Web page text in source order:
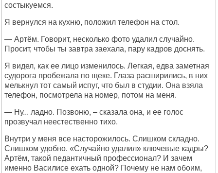
состыкуемся.
Я вернулся на кухню, положил телефон на стол.
— Артём. Говорит, несколько фото удалил случайно.
Просит, чтобы ты завтра заехала, пару кадров доснять.
Я видел, как ее лицо изменилось. Легкая, едва заметная
судорога пробежала по щеке. Глаза расширились, в них
мелькнул тот самый испуг, что был в студии. Она взяла
телефон, посмотрела на номер, потом на меня.
— Ну... ладно. Позвоню, – сказала она, и ее голос
прозвучал неестественно тихо.
Внутри у меня все насторожилось. Слишком складно.
Слишком удобно. «Случайно удалил» ключевые кадры?
Артём, такой педантичный профессионал? И зачем
именно Василисе ехать одной? Почему не нам обоим,